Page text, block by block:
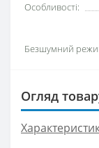
Особливості:
Безшумний
Огляд